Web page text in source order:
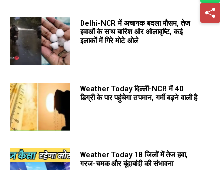
Delhi-NCR में अचानक बदला मौसम, तेज
हवाओं के साथ बारिश और ओलावृष्टि, कई
इलाकों में गिरे मोटे ओले
Weather Today दिल्ली-NCR में 40
डिग्री के पार पहुंचेगा तापमान, गर्मी बढ़ने वाली है
Weather Today 18 जिलों में तेज हवा,
गरज-चमक और बूंदाबांदी की संभावना